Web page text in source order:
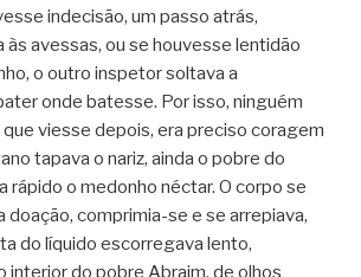
indecisão, um passo atrás,
às avessas, ou se houvesse lentidão
o outro inspetor soltava a
onde batesse. Por isso, ninguém
que viesse depois, era preciso coragem
tapava o nariz, ainda o pobre do
rápido o medonho néctar. O corpo se
doação, comprimia-se e se arrepiava,
do líquido escorregava lento,
interior do pobre Abraim, de olhos